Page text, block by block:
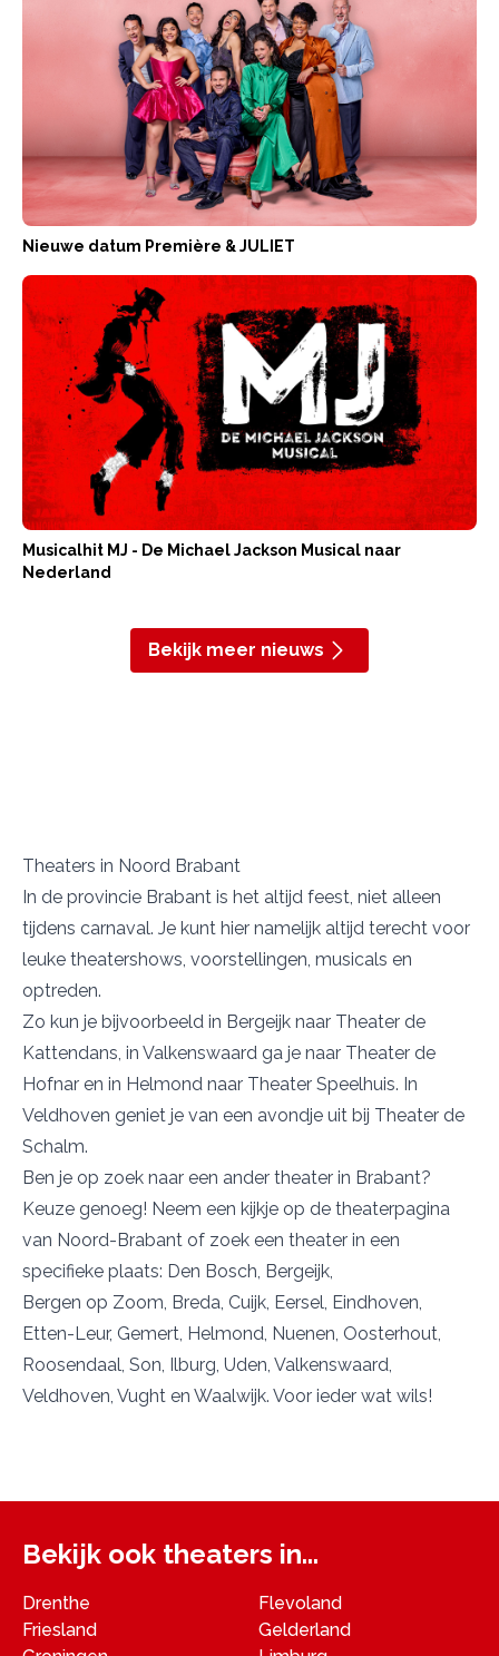
Nieuwe datum Première & JULIET
Musicalhit MJ - De Michael Jackson Musical naar
Nederland
Bekijk meer nieuws
Theaters in Noord Brabant
In de provincie Brabant is het altijd feest, niet alleen
tijdens carnaval. Je kunt hier namelijk altijd terecht voor
leuke theatershows, voorstellingen, musicals en
optreden.
Zo kun je bijvoorbeeld in Bergeijk naar Theater de
Kattendans, in Valkenswaard ga je naar Theater de
Hofnar en in Helmond naar Theater Speelhuis. In
Veldhoven geniet je van een avondje uit bij Theater de
Schalm.
Ben je op zoek naar een ander theater in Brabant?
Keuze genoeg! Neem een kijkje op de theaterpagina
van Noord-Brabant of zoek een theater in een
specifieke plaats: Den Bosch, Bergeijk,
Bergen op Zoom, Breda, Cuijk, Eersel, Eindhoven,
Etten-Leur, Gemert, Helmond, Nuenen, Oosterhout,
Roosendaal, Son, Ilburg, Uden, Valkenswaard,
Veldhoven, Vught en Waalwijk. Voor ieder wat wils!
Bekijk ook theaters in...
Drenthe
Flevoland
Friesland
Gelderland